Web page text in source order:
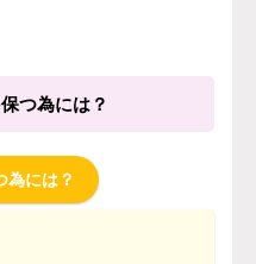
つ為には？
為には？